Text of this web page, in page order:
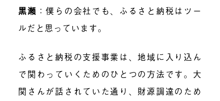
黒瀬 ：僕らの会社でも、ふるさと納税はツー
ルだと思っています。
ふるさと納税の支援事業は、地域に入り込ん
で関わっていくためのひとつの方法です。大
関さんが話されていた通り、財源調達のため